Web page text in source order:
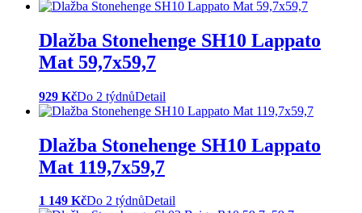
Dlažba Stonehenge SH10 Lappato
Mat 59,7x59,7
929 KčDo 2 týdnůDetail
Dlažba Stonehenge SH10 Lappato
Mat 119,7x59,7
1 149 KčDo 2 týdnůDetail